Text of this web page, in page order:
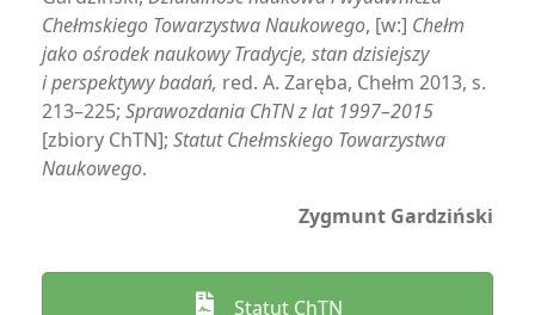
Chełmskiego Towarzystwa Naukowego, [w:] Chełm
jako ośrodek naukowy Tradycje, stan dzisiejszy
i perspektywy badań, red. A. Zaręba, Chełm 2013, s.
213–225; Sprawozdania ChTN z lat 1997–2015
[zbiory ChTN]; Statut Chełmskiego Towarzystwa
Naukowego.
Zygmunt Gardziński
Statut ChTN